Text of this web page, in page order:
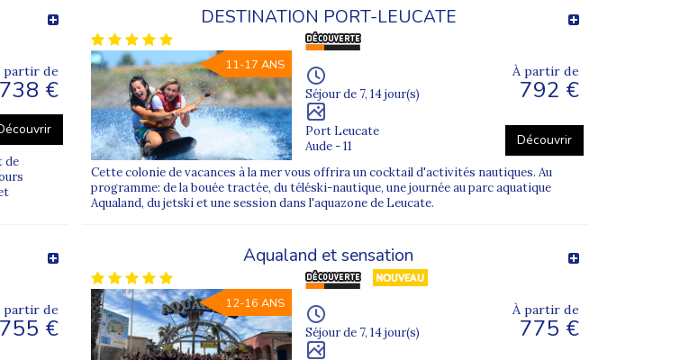
claires et précises et un personnel diplômé qui surveille absolument tous
scolaires...
les enfants et adolescents profiteront à 100% de leur journée
baignade!
partir de
738 €
de
DESTINATION PORT-LEUCATE
11-17 ANS
Séjour de 7, 14 jour(s)
Port Leucate
Aude - 11
À partir de
792 €
Découvrir
Cette colonie de vacances à la mer vous offrira un cocktail d'activités nautiques. Au
programme: de la bouée tractée, du téléski-nautique, une journée au parc aquatique
Aqualand, du jetski et une session dans l'aquazone de Leucate.
partir de
755 €
Aqualand et sensation
12-16 ANS
Séjour de 7, 14 jour(s)
À partir de
775 €